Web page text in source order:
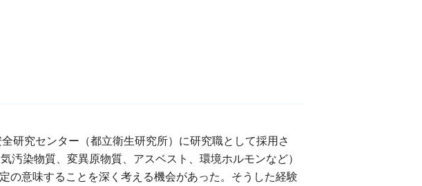
研究センター（都立衛生研究所）に研究職として採用さ
染物質、変異原物質、アスベスト、環境ホルモンなど）
の意味することを深く考える機会があった。そうした経験